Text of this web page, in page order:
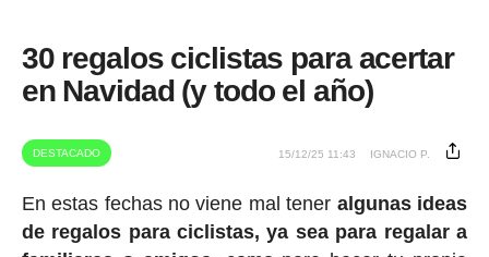
30 regalos ciclistas para acertar
en Navidad (y todo el año)
DESTACADO 15/12/25 11:43 IGNACIO P.
En estas fechas no viene mal tener algunas ideas
de regalos para ciclistas, ya sea para regalar a